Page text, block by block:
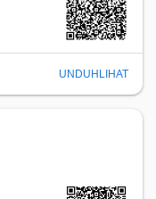
UNDUH LIHAT